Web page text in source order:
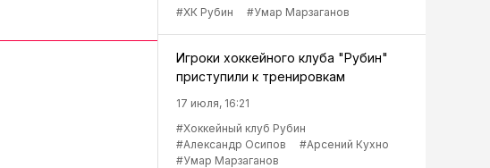
#ХК Рубин
#Умар Марзаганов
Игроки хоккейного клуба "Рубин"
приступили к тренировкам
17 июля, 16:21
#Хоккейный клуб Рубин
#Александр Осипов
#Арсений Кухно
#Умар Марзаганов